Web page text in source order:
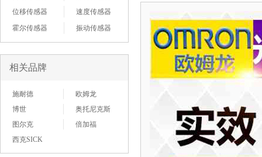
位移传感器
速度传感器
霍尔传感器
振动传感器
相关品牌
施耐德
欧姆龙
博世
奥托尼克斯
图尔克
倍加福
西克SICK